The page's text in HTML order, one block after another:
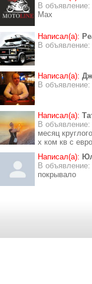
В объявление:
Max
Написал(а):
В объявление:
Написал(а):
В объявление:
Написал(а):
В объявление:
месяц
х ком кв с
Написал(а):
В объявление:
покрывало